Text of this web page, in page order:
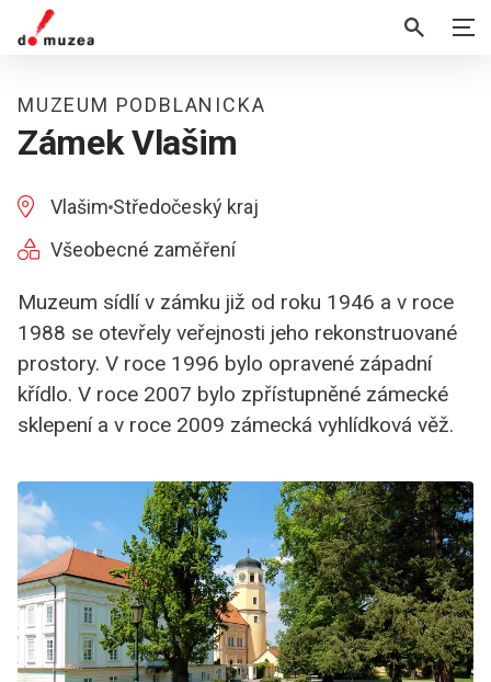
MUZEUM PODBLANICKA
Zámek Vlašim
Vlašim Středočeský kraj
Všeobecné zaměření
Muzeum sídlí v zámku již od roku 1946 a v roce
1988 se otevřely veřejnosti jeho rekonstruované
prostory. V roce 1996 bylo opravené západní
křídlo. V roce 2007 bylo zpřístupněné zámecké
sklepení a v roce 2009 zámecká vyhlídková věž.